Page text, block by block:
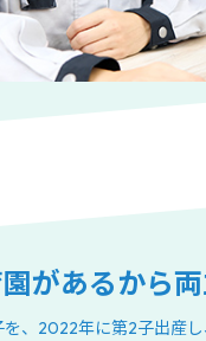
があるから
、2022年に第2子出産し